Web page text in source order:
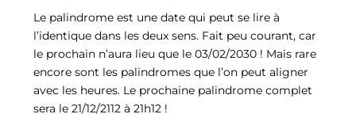
Le palindrome est une date qui peut se lire à
l’identique dans les deux sens. Fait peu courant, car
le prochain n’aura lieu que le 03/02/2030 ! Mais rare
encore sont les palindromes que l’on peut aligner
avec les heures. Le prochaine palindrome complet
sera le 21/12/2112 à 21h12 !